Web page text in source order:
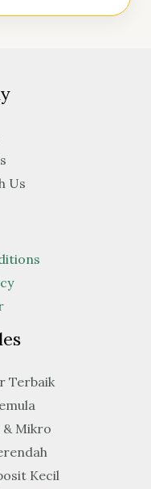
Us
Terbaik
& Mikro
Kecil